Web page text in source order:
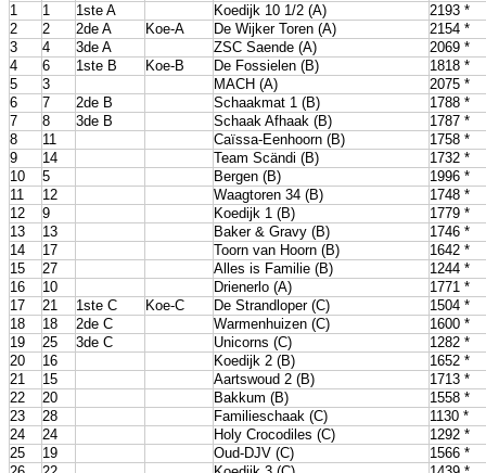
1 1 1ste A Koedijk 10 1/2 (A)
2193 *
2
2 2de A Koe-A De Wijker Toren (A)
2154 *
3
4 3de A ZSC Saende (A)
2069 *
4
6 1ste B Koe-B De Fossielen (B)
1818 *
5
3 MACH (A)
2075 *
6
7 2de B Schaakmat 1 (B)
1788 *
7
8 3de B Schaak Afhaak (B)
1787 *
8
11 Caïssa-Eenhoorn (B)
1758 *
9
14 Team Scändi (B)
1732 *
10
5 Bergen (B)
1996 *
11
12 Waagtoren 34 (B)
1748 *
12
9 Koedijk 1 (B)
1779 *
13
13 Baker & Gravy (B)
1746 *
14
17 Toorn van Hoorn (B)
1642 *
15
27 Alles is Familie (B)
1244 *
16
10 Drienerlo (A)
1771 *
17
21 1ste C Koe-C De Strandloper (C)
1504 *
18
18 2de C Warmenhuizen (C)
1600 *
19
25 3de C Unicorns (C)
1282 *
20
16 Koedijk 2 (B)
1652 *
21
15 Aartswoud 2 (B)
1713 *
22
20 Bakkum (B)
1558 *
23
28 Familieschaak (C)
1130 *
24
24 Holy Crocodiles (C)
1292 *
25
19 Oud-DJV (C)
1566 *